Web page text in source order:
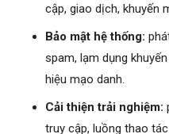
cập, giao dịch, khuyến
Bảo mật hệ thống:
spam, lạm dụng
hiệu mạo danh.
Cải thiện trải nghiệm:
truy cập, luồng thao